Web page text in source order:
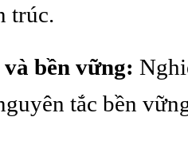
trúc.
bền vững:
tắc bền